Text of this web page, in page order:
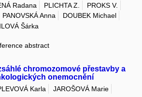
Radana PLICHTA Z.
PROKS V.
PANOVSKÁ Anna
DOUBEK Michael
Šárka
abstract
chromozomové přestavby a
onemocnění
Karla
JAROŠOVÁ Marie